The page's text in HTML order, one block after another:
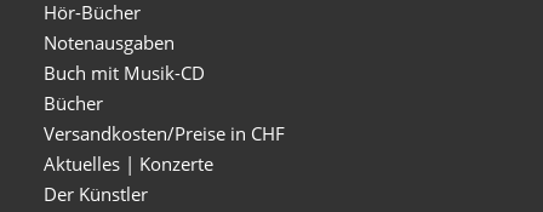
Hör-Bücher
Notenausgaben
Buch mit Musik-CD
Bücher
Versandkosten/Preise in CHF
Aktuelles | Konzerte
Der Künstler